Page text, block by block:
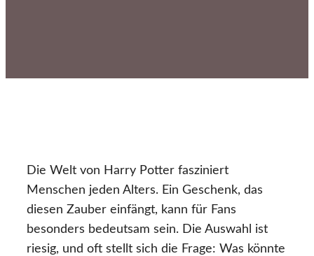
Die Welt von Harry Potter fasziniert
Menschen jeden Alters. Ein Geschenk, das
diesen Zauber einfängt, kann für Fans
besonders bedeutsam sein. Die Auswahl ist
riesig, und oft stellt sich die Frage: Was könnte